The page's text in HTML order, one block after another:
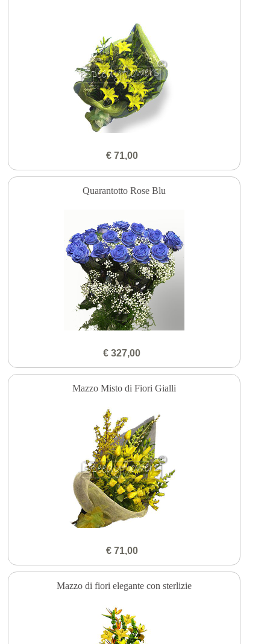
€ 71,00
Quarantotto Rose Blu
€ 327,00
Mazzo Misto di Fiori Gialli
€ 71,00
Mazzo di fiori elegante con sterlizie